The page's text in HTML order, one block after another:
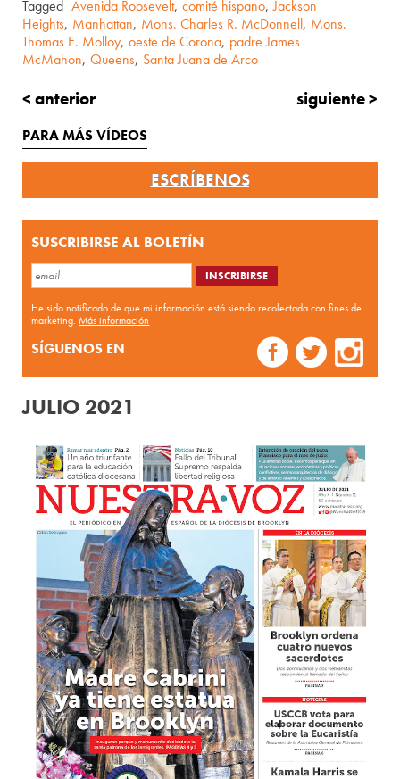
Tagged Avenida Roosevelt, comité hispano, Jackson
Heights, Manhattan, Mons. Charles R. McDonnell, Mons.
Thomas E. Molloy, oeste de Corona, padre James
McMahon, Queens, Santa Juana de Arco
< anterior siguiente >
PARA MÁS VÍDEOS
ESCRÍBENOS
SUSCRIBIRSE AL BOLETÍN
He sido notificado de que mi información está siendo recolectada con fines de
marketing.Más información
SÍGUENOS EN
JULIO 2021